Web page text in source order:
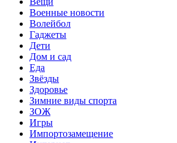
Военные новости
Волейбол
Гаджеты
Дети
Дом и сад
Еда
Звёзды
Здоровье
Зимние виды спорта
ЗОЖ
Игры
Импортозамещение